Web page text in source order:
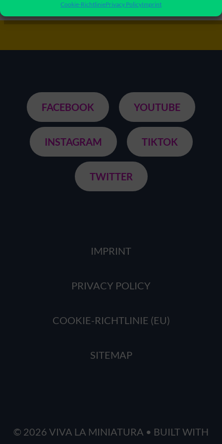
Cookie-RichtliniePrivacy PolicyImprint
FACEBOOK YOUTUBE
INSTAGRAM TIKTOK
TWITTER
IMPRINT
PRIVACY POLICY
COOKIE-RICHTLINIE (EU)
SITEMAP
© 2026 VIVA LA MINIATURA • BUILT WITH